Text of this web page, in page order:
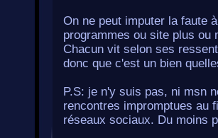
On ne peut imputer la faute
programmes ou site plus
Chacun vit selon ses
donc que c'est un bien
P.S: je n'y suis pas, ni msn
rencontres impromptues au
réseaux sociaux. Du moins